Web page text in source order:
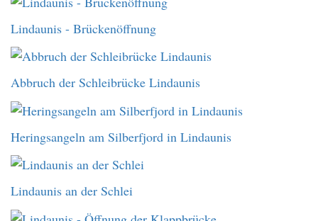
Lindaunis - Brückenöffnung
Abbruch der Schleibrücke Lindaunis
Heringsangeln am Silberfjord in Lindaunis
Lindaunis an der Schlei